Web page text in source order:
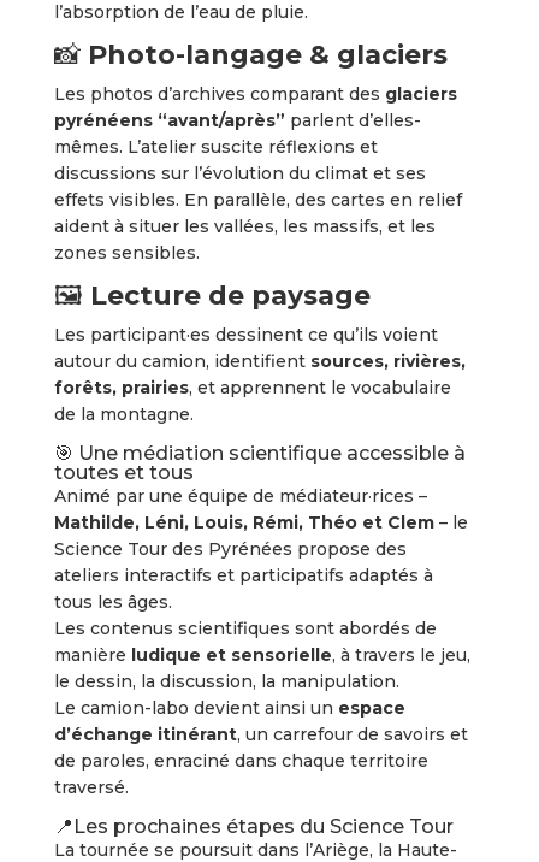
l’absorption de l’eau de pluie.
📸 Photo-langage & glaciers
Les photos d’archives comparant des glaciers
pyrénéens “avant/après” parlent d’elles-
mêmes. L’atelier suscite réflexions et
discussions sur l’évolution du climat et ses
effets visibles. En parallèle, des cartes en relief
aident à situer les vallées, les massifs, et les
zones sensibles.
🖼️ Lecture de paysage
Les participant·es dessinent ce qu’ils voient
autour du camion, identifient sources, rivières,
forêts, prairies, et apprennent le vocabulaire
de la montagne.
🎯 Une médiation scientifique accessible à
toutes et tous
Animé par une équipe de médiateur·rices –
Mathilde, Léni, Louis, Rémi, Théo et Clem– le
Science Tour des Pyrénées propose des
ateliers interactifs et participatifs adaptés à
tous les âges.
Les contenus scientifiques sont abordés de
manière ludique et sensorielle, à travers le jeu,
le dessin, la discussion, la manipulation.
Le camion-labo devient ainsi un espace
d’échange itinérant, un carrefour de savoirs et
de paroles, enraciné dans chaque territoire
traversé.
📍Les prochaines étapes du Science Tour
La tournée se poursuit dans l’Ariège, la Haute-